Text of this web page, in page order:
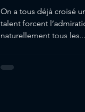
On a tous déjà croisé
talent forcent
naturellement tous les...